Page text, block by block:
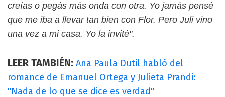
creías o pegás más onda con otra. Yo jamás pensé
que me iba a llevar tan bien con Flor. Pero Juli vino
una vez a mi casa. Yo la invité".
LEER TAMBIÉN: Ana Paula Dutil habló del
romance de Emanuel Ortega y Julieta Prandi:
"Nada de lo que se dice es verdad"